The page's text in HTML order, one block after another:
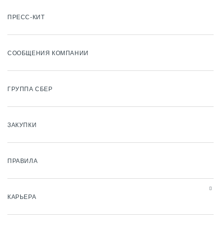
ПРЕСС-КИТ
СООБЩЕНИЯ КОМПАНИИ
ГРУППА СБЕР
ЗАКУПКИ
ПРАВИЛА
КАРЬЕРА